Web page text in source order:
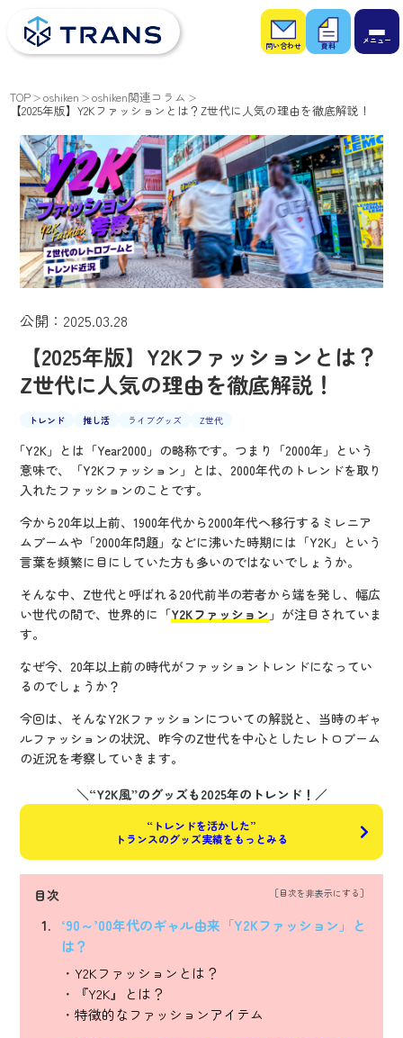
お問
い合
わせ
お役
立ち
資料
TOP oshiken oshiken関連コラム
【2025年版】Y2Kファッションとは？Z世代に人気の理由を徹底解説！
公開：2025.03.28
【2025年版】Y2Kファッションとは？
Z世代に人気の理由を徹底解説！
トレンド 推し活 ライブグッズ Z世代
「Y2K」とは「Year2000」の略称です。つまり「2000年」という
意味で、「Y2Kファッション」とは、2000年代のトレンドを取り
入れたファッションのことです。
今から20年以上前、1900年代から2000年代へ移行するミレニア
ムブームや「2000年問題」などに沸いた時期には「Y2K」という
言葉を頻繁に目にしていた方も多いのではないでしょうか。
そんな中、Z世代と呼ばれる20代前半の若者から端を発し、幅広
い世代の間で、世界的に「Y2Kファッション 」が注目されていま
す。
なぜ今、20年以上前の時代がファッショントレンドになってい
るのでしょうか？
今回は、そんなY2Kファッションについての解説と、当時のギャ
ルファッションの状況、昨今のZ世代を中心としたレトロブーム
の近況を考察していきます。
＼“Y2K風”のグッズも2025年のトレンド！／
“トレンドを活かした”
トランスのグッズ実績をもっとみる
目次
‘90～’00年代のギャル由来「Y2Kファッション」と
は？
Y2Kファッションとは？
『Y2K』とは？
特徴的なファッションアイテム